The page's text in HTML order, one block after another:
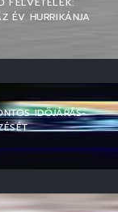
ÉV HURRIKÁNJA
IDŐJÁRÁS-